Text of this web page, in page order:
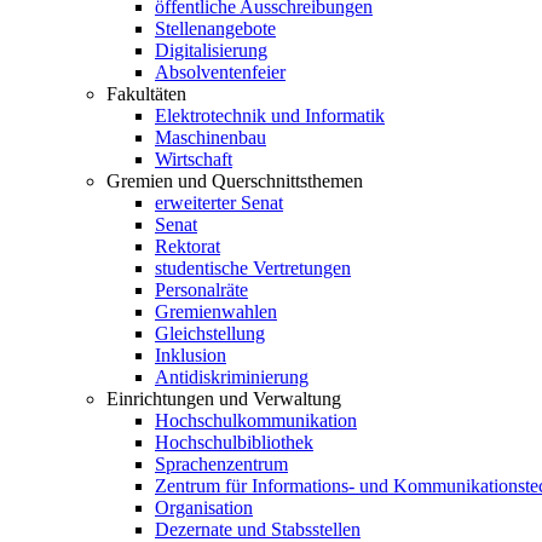
öffentliche Ausschreibungen
Stellenangebote
Digitalisierung
Absolventenfeier
Fakultäten
Elektrotechnik und Informatik
Maschinenbau
Wirtschaft
Gremien und Querschnittsthemen
erweiterter Senat
Senat
Rektorat
studentische Vertretungen
Personalräte
Gremienwahlen
Gleichstellung
Inklusion
Antidiskriminierung
Einrichtungen und Verwaltung
Hochschulkommunikation
Hochschulbibliothek
Sprachenzentrum
Zentrum für Informations- und
Organisation
Dezernate und Stabsstellen